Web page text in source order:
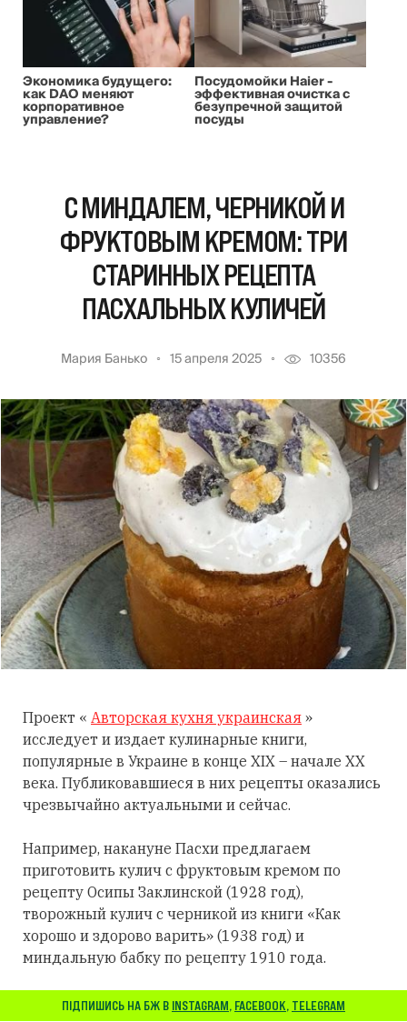
Экономика будущего:
как DAO меняют
корпоративное
управление?
Посудомойки Haier -
эффективная очистка с
безупречной защитой
посуды
С МИНДАЛЕМ, ЧЕРНИКОЙ И
ФРУКТОВЫМ КРЕМОМ: ТРИ
СТАРИННЫХ РЕЦЕПТА
ПАСХАЛЬНЫХ КУЛИЧЕЙ
Мария Банько 15 апреля 2025 10356
Проект « Авторская кухня украинская »
исследует и издает кулинарные книги,
популярные в Украине в конце XIX – начале XX
века. Публиковавшиеся в них рецепты оказались
чрезвычайно актуальными и сейчас.
Например, накануне Пасхи предлагаем
приготовить кулич с фруктовым кремом по
рецепту Осипы Заклинской (1928 год),
творожный кулич с черникой из книги «Как
хорошо и здорово варить» (1938 год) и
миндальную бабку по рецепту 1910 года.
ПІДПИШИСЬ НА БЖ В INSTAGRAM, FACEBOOK, TELEGRAM